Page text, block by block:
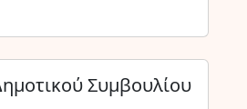
Συμβουλίου